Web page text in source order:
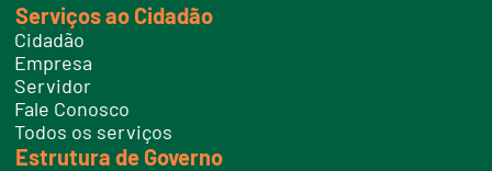
t
e
l
f
o
e
s
Serviços ao Cidadão
Cidadão
Empresa
Servidor
Fale Conosco
Todos os serviços
Estrutura de Governo